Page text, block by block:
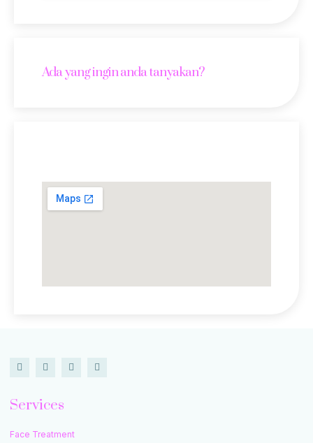
Ada yang ingin anda tanyakan?
Services
Face Treatment